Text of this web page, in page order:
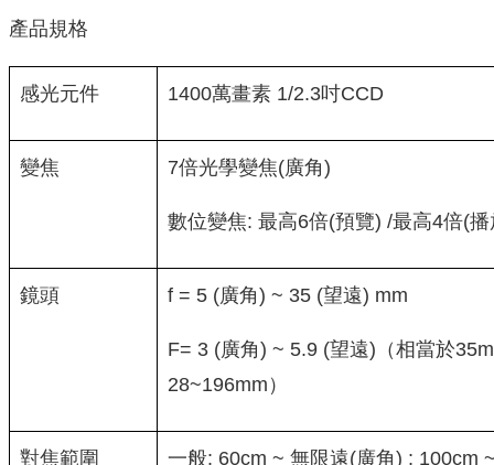
產品規格
感光元件 1400萬畫素 1/2.3吋CCD
變焦 7倍光學變焦(廣角)
數位變焦: 最高6倍(預覽) /最高4倍(播
鏡頭 f = 5 (廣角) ~ 35 (望遠) mm
F= 3 (廣角) ~ 5.9 (望遠)（相當於
28~196mm）
對焦範圍 一般: 60cm ~ 無限遠(廣角) ; 100cm